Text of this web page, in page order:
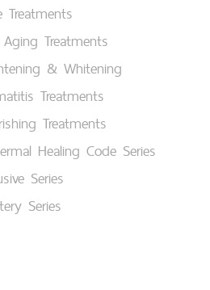
Treatments
Treatments
& Whitening
Treatments
Treatments
Healing Code Series
Series
Series